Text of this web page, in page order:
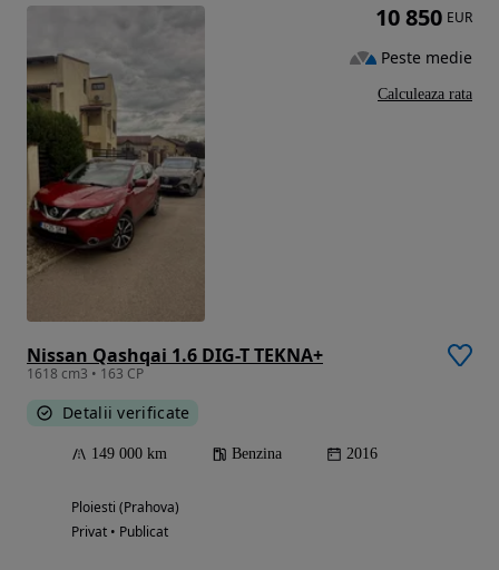
Nissan Qashqai 1.6 DIG-T TEKNA+
1618 cm3 • 163 CP
Detalii verificate
149 000 km Benzina 2016
Ploiesti (Prahova)
Privat • Publicat
10 850 EUR
Peste medie
Calculeaza rata